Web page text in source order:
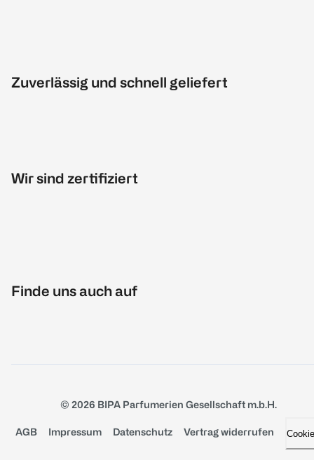
Zuverlässig und schnell geliefert
Wir sind zertifiziert
Finde uns auch auf
© 2026 BIPA Parfumerien Gesellschaft m.b.H.
AGB Impressum Datenschutz Vertrag widerrufen